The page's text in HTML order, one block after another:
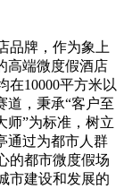
品牌，作为象上
高端微度假酒店
在10000平方米以
道，秉承“客户至
师”为标准，树立
通过为都市人群
的都市微度假场
市建设和发展的